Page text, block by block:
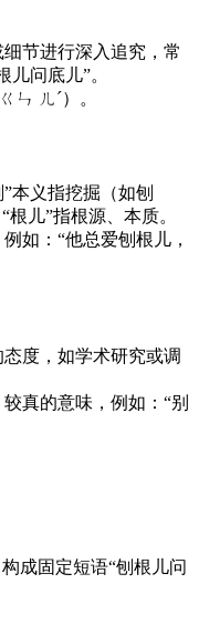
节进行深入追究，常
问底儿”。
ㄣ ㄦˊ）。
本义指挖掘（如刨
儿”指根源、本质。
如：“他总爱刨根儿，
度，如学术研究或调
真的意味，例如：“别
成固定短语“刨根儿问